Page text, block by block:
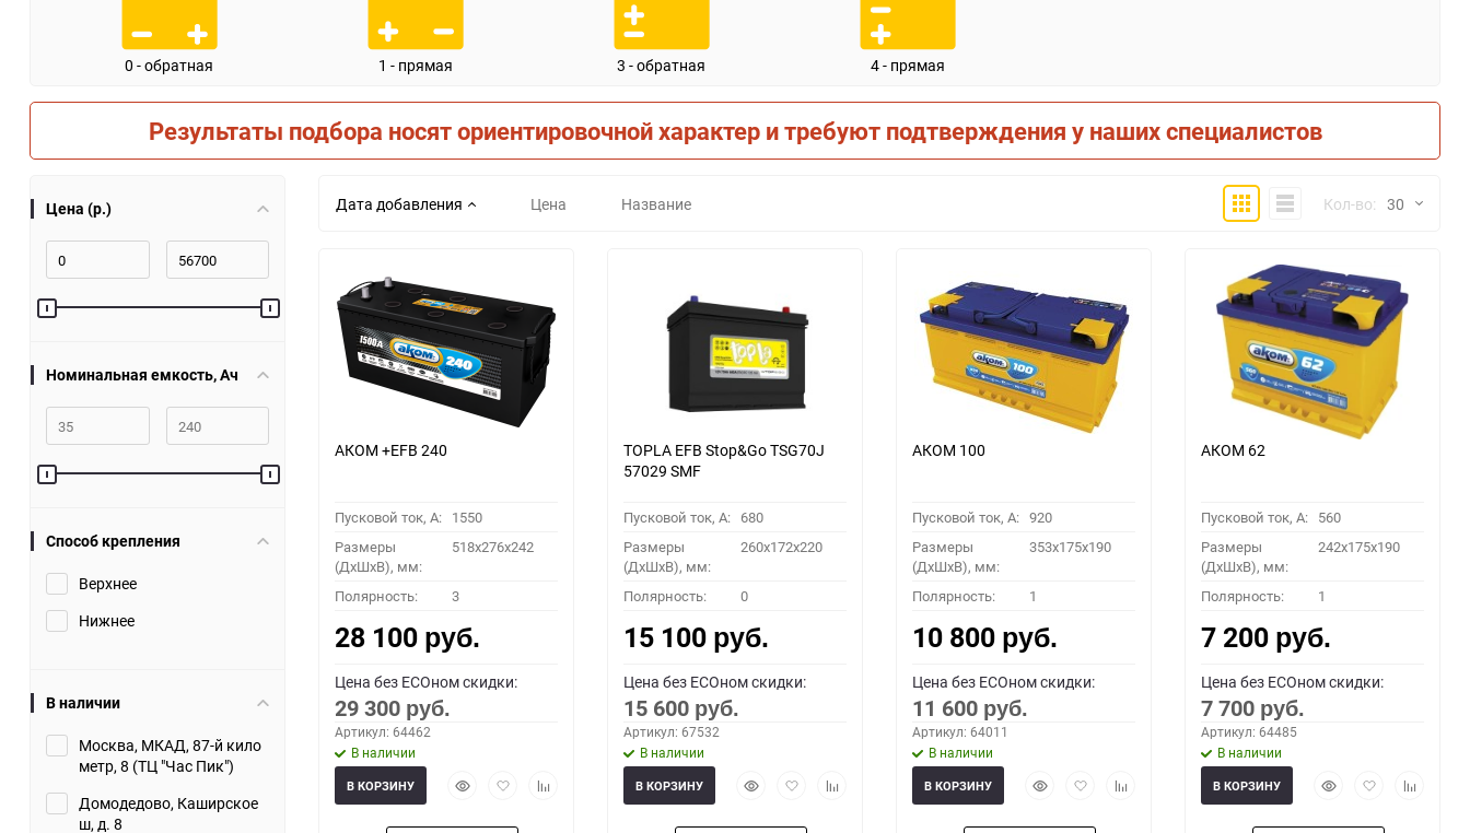
0 - обратная 1 - прямая 3 - обратная 4 - прямая
Результаты подбора носят ориентировочной характер и требуют подтверждения у наших специалистов
Цена (р.)
Номинальная емкость, Ач
Способ крепления
Верхнее
Нижнее
В наличии
Москва, МКАД, 87-й кило
метр, 8 (ТЦ "Час Пик")
Домодедово, Каширское
ш, д. 8
Дата добавления Цена Название ПлиткаКомпактноКол-во: 30
30
60
90
150
АКОМ +EFB 240
Пусковой ток, A: 1550
Размеры
(ДхШхВ), мм:
518x276x242
Полярность: 3
28 100 руб.
Цена без ECOном скидки:
29 300 руб.
Артикул: 64462
В наличии
БыстрыйДобавить
избранное
Добавить
В КОРЗИНУ
TOPLA EFB Stop&Go TSG70J
57029 SMF
Пусковой ток, A: 680
Размеры
(ДхШхВ), мм:
260x172x220
Полярность: 0
15 100 руб.
Цена без ECOном скидки:
15 600 руб.
Артикул: 67532
В наличии
БыстрыйДобавить
избранное
Добавить
В КОРЗИНУ
АКОМ 100
Пусковой ток, A: 920
Размеры
(ДхШхВ), мм:
353x175x190
Полярность: 1
10 800 руб.
Цена без ECOном скидки:
11 600 руб.
Артикул: 64011
В наличии
БыстрыйДобавить
избранное
Добавить
В КОРЗИНУ
АКОМ 62
Пусковой ток, A: 560
Размеры
(ДхШхВ), мм:
242x175x190
Полярность: 1
7 200 руб.
Цена без ECOном скидки:
7 700 руб.
Артикул: 64485
В наличии
БыстрыйДобавить
избранное
Добавить
В КОРЗИНУ